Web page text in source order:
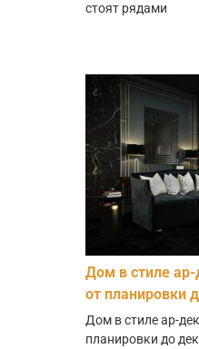
стоят рядами
Дом в стиле ар-
от планировки
Дом в стиле ар-
планировки до